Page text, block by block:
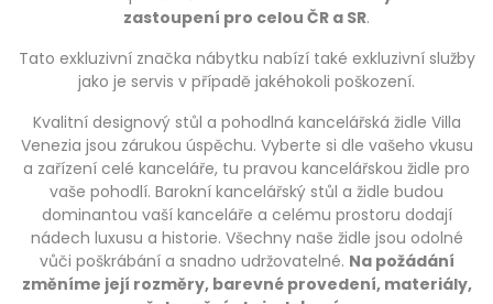
zastoupení pro celou ČR a SR.
Tato exkluzivní značka nábytku nabízí také exkluzivní služby
jako je servis v případě jakéhokoli poškození.
Kvalitní designový stůl a pohodlná kancelářská židle Villa
Venezia jsou zárukou úspěchu. Vyberte si dle vašeho vkusu
a zařízení celé kanceláře, tu pravou kancelářskou židle pro
vaše pohodlí. Barokní kancelářský stůl a židle budou
dominantou vaší kanceláře a celému prostoru dodají
nádech luxusu a historie. Všechny naše židle jsou odolné
vůči poškrábání a snadno udržovatelné. Na požádání
změníme její rozměry, barevné provedení, materiály,